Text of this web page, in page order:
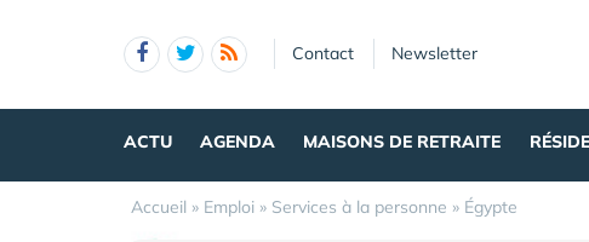
Contact Newsletter
ACTU AGENDA MAISONS DE RETRAITE
Accueil » Emploi » Services à la personne » Égypte